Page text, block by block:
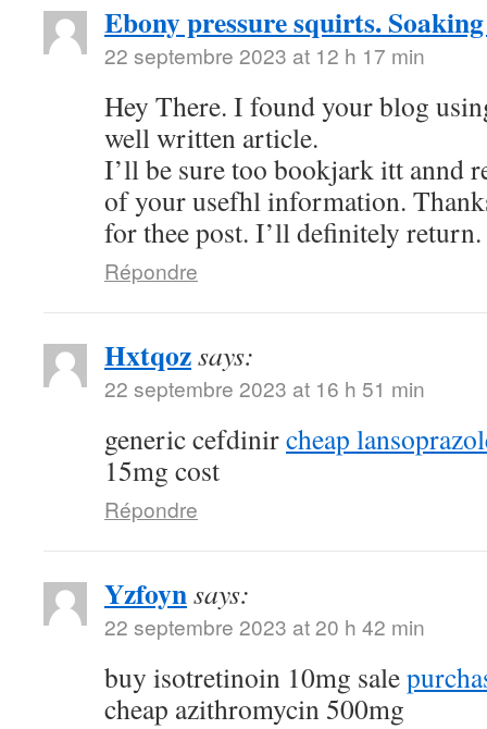
Ebony pressure squirts.
22 septembre 2023 at 12 h 17 min
Hey There. I found your blog
well written article.
I’ll be sure too bookjark itt annd
of your usefhl information.
for thee post. I’ll definitely return.
Répondre
Hxtqozsays:
22 septembre 2023 at 16 h 51 min
generic cefdinircheap
15mg cost
Répondre
Yzfoynsays:
22 septembre 2023 at 20 h 42 min
buy isotretinoin 10mg sale
cheap azithromycin 500mg